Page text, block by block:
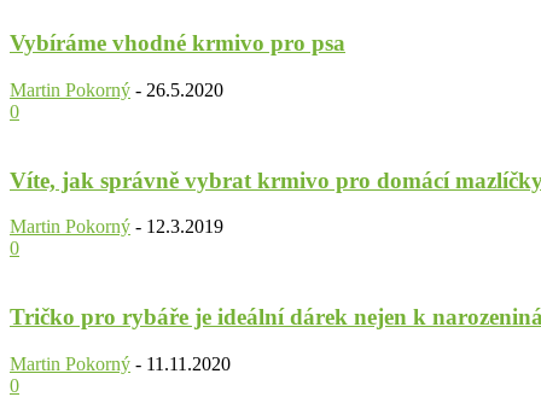
Vybíráme vhodné krmivo pro psa
Martin Pokorný - 26.5.2020
0
Víte, jak správně vybrat krmivo pro domácí
Martin Pokorný - 12.3.2019
0
Tričko pro rybáře je ideální dárek nejen k
Martin Pokorný - 11.11.2020
0